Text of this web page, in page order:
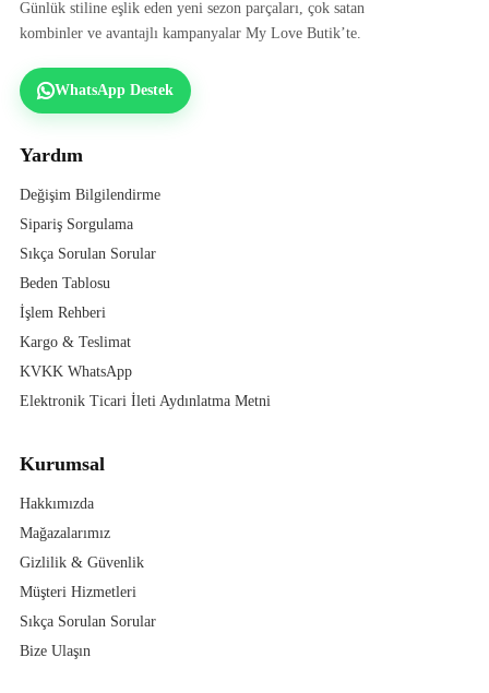
Günlük stiline eşlik eden yeni sezon parçaları, çok satan
kombinler ve avantajlı kampanyalar My Love Butik’te.
WhatsApp Destek
Yardım
Değişim Bilgilendirme
Sipariş Sorgulama
Sıkça Sorulan Sorular
Beden Tablosu
İşlem Rehberi
Kargo & Teslimat
KVKK WhatsApp
Elektronik Ticari İleti Aydınlatma Metni
Kurumsal
Hakkımızda
Mağazalarımız
Gizlilik & Güvenlik
Müşteri Hizmetleri
Sıkça Sorulan Sorular
Bize Ulaşın